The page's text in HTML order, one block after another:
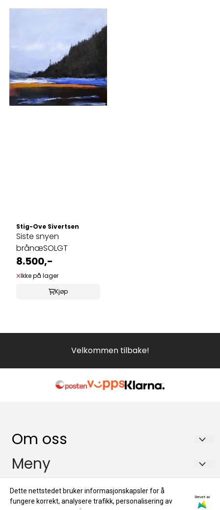
Stig-Ove Sivertsen
Siste snyen
brånæSOLGT
8.500,-
Ikke på lager
Kjøp
Velkommen tilbake!
Om oss
Galleri SOS AS
Petter Dass gt 1
8656 Mosjoen
Meny
Om oss
Info
Dette nettstedet bruker informasjonskapsler for å
fungere korrekt, analysere trafikk, personalisering av
Drevet av